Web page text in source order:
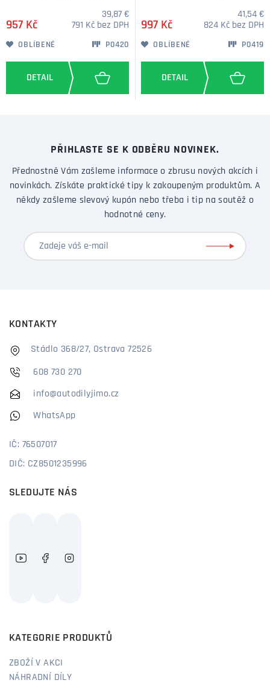
957 Kč
39,87 €
791 Kč bez DPH
OBLÍBENÉ P0420
997 Kč
41,54 €
824 Kč bez DPH
OBLÍBENÉ P0419
PŘIHLASTE SE K ODBĚRU NOVINEK.
Přednostně Vám zašleme informace o zbrusu nových akcích i
novinkách. Získáte praktické tipy k zakoupeným produktům. A
někdy zašleme slevový kupón nebo třeba i tip na soutěž o
hodnotné ceny.
KONTAKTY
Stádlo 368/27, Ostrava 72526
608 730 270
info@autodilyjimo.cz
WhatsApp
IČ: 76507017
DIČ: CZ8501235996
SLEDUJTE NÁS
KATEGORIE PRODUKTŮ
ZBOŽÍ V AKCI
NÁHRADNÍ DÍLY